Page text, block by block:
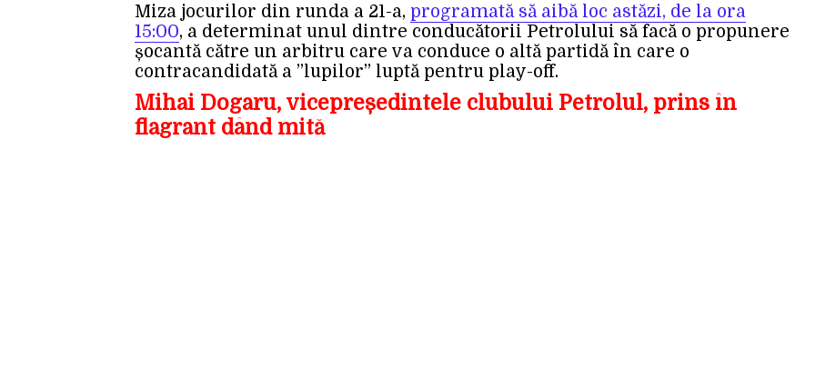
Miza jocurilor din runda a 21-a, programată să aibă loc astăzi, de la ora
15:00, a determinat unul dintre conducătorii Petrolului să facă o propunere
șocantă către un arbitru care va conduce o altă partidă în care o
contracandidată a ”lupilor” luptă pentru play-off.
Mihai Dogaru, vicepreședintele clubului Petrolul, prins în
flagrant dând mită